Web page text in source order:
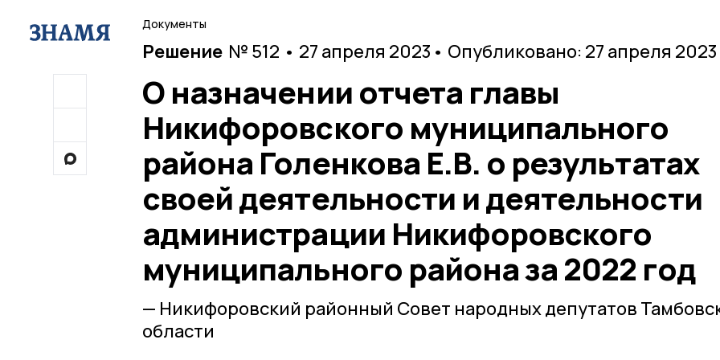
Документы
Решение № 512 • 27 апреля 2023 • Опубликовано: 27 апреля 2023
О назначении отчета главы
Никифоровского муниципального
района Голенкова Е.В. о результатах
своей деятельности и деятельности
администрации Никифоровского
муниципального района за 2022 год
— Никифоровский районный Совет народных депутатов
области